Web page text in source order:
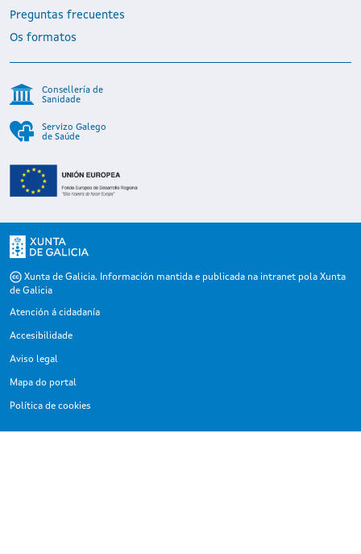
Preguntas frecuentes
Os formatos
Consellería de
Sanidade
Servizo Galego
de Saúde
Xunta de Galicia. Información mantida e publicada na intranet pola Xunta
de Galicia
Atención á cidadanía
Accesibilidade
Aviso legal
Mapa do portal
Política de cookies